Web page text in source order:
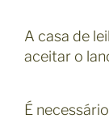
A casa de
aceitar o
É